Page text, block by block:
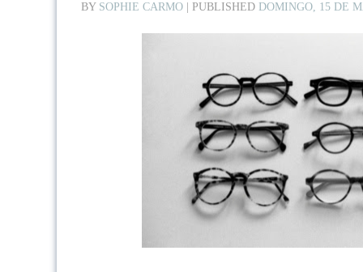
BY SOPHIE CARMO PUBLISHED DOMINGO, 15 DE